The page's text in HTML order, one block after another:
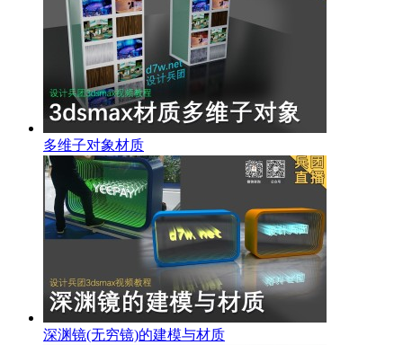
多维子对象材质
深渊镜(无穷镜)的建模与材质